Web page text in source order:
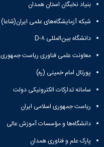
دانشگاه
بنیاد نخبگان استان همدان
شبکه آزمایشگاه‌های علمی ایران(شاعا)
دانشگاه بین‌المللی D-۸
معاونت علمی فناوری ریاست جمهوری
پورتال امام خمینی (ره)
سامانه تدارکات الکترونیکی دولت
ریاست جمهوری اسلامی ایران
دانشگاه‌ها و مؤسسات آموزش عالی
پارک علم و فناوری همدان